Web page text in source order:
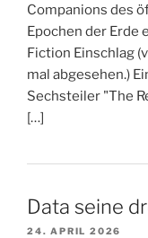
Companions des
Epochen der Erde
Fiction Einschlag
mal abgesehen.)
Sechsteiler "The
[…]
Data seine
24. APRIL 2026